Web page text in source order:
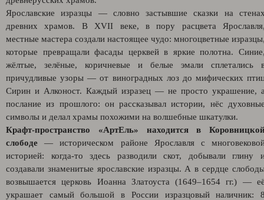
Ярославские изразцы — словно застывшие сказки на
древних храмов. В XVII веке, в пору расцвета
местные мастера создали настоящее чудо: многоцветные
которые превращали фасады церквей в яркие полотна.
жёлтые, зелёные, коричневые и белые эмали сплетались
причудливые узоры — от виноградных лоз до мифических
Сирин и Алконост. Каждый изразец — не просто украшение,
послание из прошлого: он рассказывал истории, нёс
символы и делал храмы похожими на волшебные шкатулки.
Крафт-пространство «АртЕль» находится в
слободе — историческом районе Ярославля с
историей: когда‑то здесь разводили скот, добывали глину
создавали знаменитые ярославские изразцы. А в сердце
возвышается церковь Иоанна Златоуста (1649–1654 гг.) —
украшает самый большой в России изразцовый наличник: